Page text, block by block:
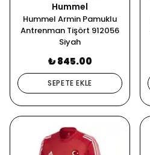
Hummel
Hummel Armin Pamuklu
Antrenman Tişört 912056
Siyah
₺ 845.00
SEPETE EKLE